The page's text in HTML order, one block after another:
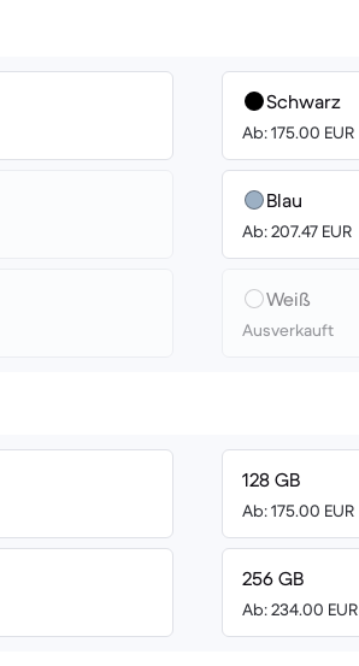
Schwarz
Ab: 175.00 EUR
Blau
Ab: 207.47 EUR
Weiß
Ausverkauft
128 GB
Ab: 175.00 EUR
256 GB
Ab: 234.00 EUR